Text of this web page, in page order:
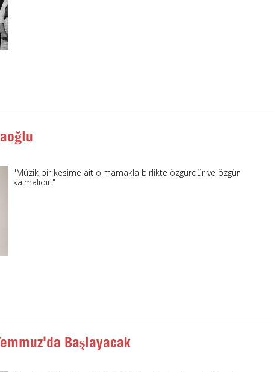
"Müzik bir kesime ait olmamakla birlikte özgürdür ve özgür
kalmalıdır."
Başlayacak